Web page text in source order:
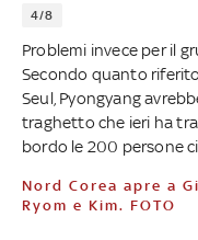
4/8
Problemi invece per il
Secondo quanto
Seul, Pyongyang
traghetto che ieri ha
bordo le 200 persone
Nord Corea apre a Giochi, il sogno dei pattinatori
Ryom e Kim. FOTO